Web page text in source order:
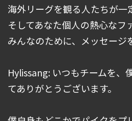
海外リーグを観る人たちが一
そしてあなた個人の熱心なフ
みんなのために、メッセージ
Hylissang: いつもチームを、
てありがとうございます。